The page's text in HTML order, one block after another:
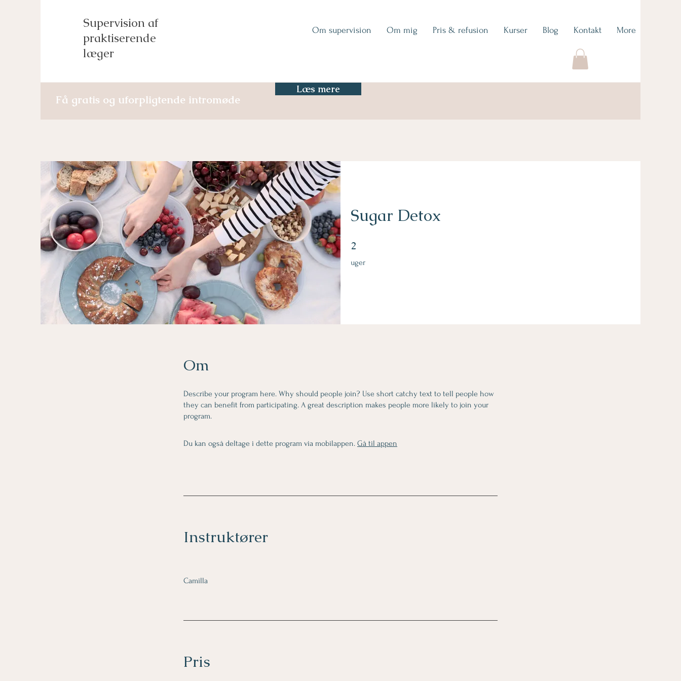
Supervision af
praktiserende
læger
Om supervision Om mig Pris & refusion Kurser Blog Kontakt More
Få gratis og uforpligtende intromøde
Læs mere
Sugar Detox
2
uger
2 uger
Om
Describe your program here. Why should people join? Use short catchy text to tell people how
they can benefit from participating. A great description makes people more likely to join your
program.
Du kan også deltage i dette program via mobilappen. Gå til appen
Instruktører
Camilla
Pris